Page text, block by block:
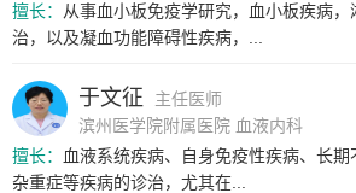
擅长：
从事血小板免疫学研究，血小板疾病
治，以及凝血功能障碍性疾病，...
于文征
主任医师
滨州医学院附属医院 血液内科
擅长：
血液系统疾病、自身免疫性疾病、长
杂重症等疾病的诊治，尤其在...